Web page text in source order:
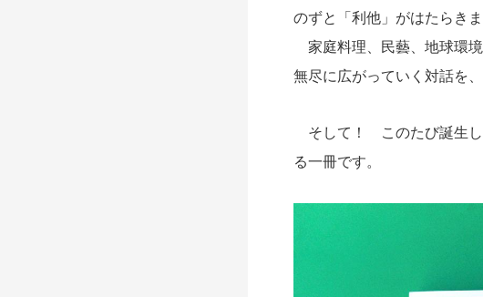
のずと「利他」がはたらきま
家庭料理、民藝、地球環
無尽に広がっていく対話を
そして！ このたび誕生し
る一冊です。